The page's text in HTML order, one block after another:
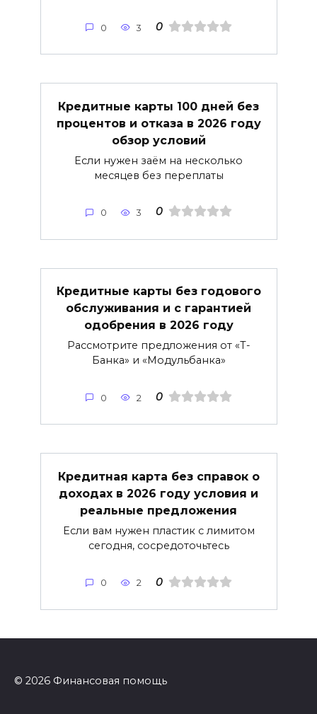
0 3 0
Кредитные карты 100 дней без
процентов и отказа в 2026 году
обзор условий
Если нужен заём на несколько
месяцев без переплаты
0 3 0
Кредитные карты без годового
обслуживания и с гарантией
одобрения в 2026 году
Рассмотрите предложения от «Т-
Банка» и «Модульбанка»
0 2 0
Кредитная карта без справок о
доходах в 2026 году условия и
реальные предложения
Если вам нужен пластик с лимитом
сегодня, сосредоточьтесь
0 2 0
© 2026 Финансовая помощь